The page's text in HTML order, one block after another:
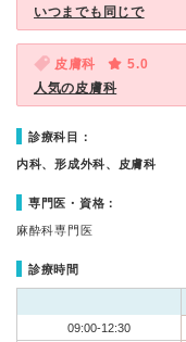
いつまでも同じで
皮膚科
5.0
人気の皮膚科
診療科目：
内科、形成外科、皮膚科
専門医・資格：
麻酔科専門医
診療時間
09:00-12:30